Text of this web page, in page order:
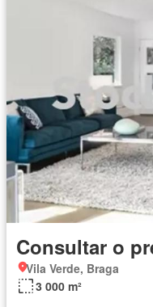
Consultar o
Vila Verde, Braga
3 000 m²